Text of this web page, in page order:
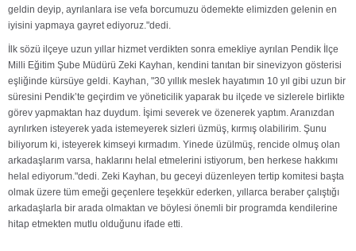
geldin deyip, ayrılanlara ise vefa borcumuzu ödemekte elimizden gelenin en
iyisini yapmaya gayret ediyoruz."dedi.
İlk sözü ilçeye uzun yıllar hizmet verdikten sonra emekliye ayrılan Pendik İlçe
Milli Eğitim Şube Müdürü Zeki Kayhan, kendini tanıtan bir sinevizyon gösterisi
eşliğinde kürsüye geldi. Kayhan, "30 yıllık meslek hayatımın 10 yıl gibi uzun bir
süresini Pendik’te geçirdim ve yöneticilik yaparak bu ilçede ve sizlerele birlikte
görev yapmaktan haz duydum. İşimi severek ve özenerek yaptım. Aranızdan
ayrılırken isteyerek yada istemeyerek sizleri üzmüş, kırmış olabilirim. Şunu
biliyorum ki, isteyerek kimseyi kırmadım. Yinede üzülmüş, rencide olmuş olan
arkadaşlarım varsa, haklarını helal etmelerini istiyorum, ben herkese hakkımı
helal ediyorum."dedi. Zeki Kayhan, bu geceyi düzenleyen tertip komitesi başta
olmak üzere tüm emeği geçenlere teşekkür ederken, yıllarca beraber çalıştığı
arkadaşlarla bir arada olmaktan ve böylesi önemli bir programda kendilerine
hitap etmekten mutlu olduğunu ifade etti.